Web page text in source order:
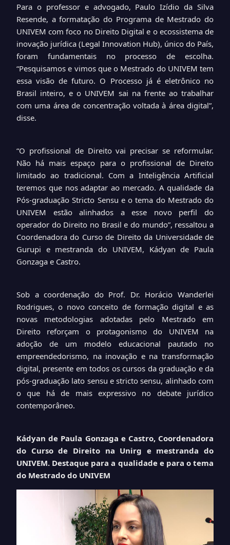
Para o professor e advogado, Paulo Izídio da Silva
Resende, a formatação do Programa de Mestrado do
UNIVEM com foco no Direito Digital e o ecossistema de
inovação jurídica (Legal Innovation Hub), único do País,
foram fundamentais no processo de escolha.
“Pesquisamos e vimos que o Mestrado do UNIVEM tem
essa visão de futuro. O Processo já é eletrônico no
Brasil inteiro, e o UNIVEM sai na frente ao trabalhar
com uma área de concentração voltada à área digital”,
disse.
“O profissional de Direito vai precisar se reformular.
Não há mais espaço para o profissional de Direito
limitado ao tradicional. Com a Inteligência Artificial
teremos que nos adaptar ao mercado. A qualidade da
Pós-graduação Stricto Sensu e o tema do Mestrado do
UNIVEM estão alinhados a esse novo perfil do
operador do Direito no Brasil e do mundo”, ressaltou a
Coordenadora do Curso de Direito da Universidade de
Gurupi e mestranda do UNIVEM, Kádyan de Paula
Gonzaga e Castro.
Sob a coordenação do Prof. Dr. Horácio Wanderlei
Rodrigues, o novo conceito de formação digital e as
novas metodologias adotadas pelo Mestrado em
Direito reforçam o protagonismo do UNIVEM na
adoção de um modelo educacional pautado no
empreendedorismo, na inovação e na transformação
digital, presente em todos os cursos da graduação e da
pós-graduação lato sensu e stricto sensu, alinhado com
o que há de mais expressivo no debate jurídico
contemporâneo.
Kádyan de Paula Gonzaga e Castro, Coordenadora
do Curso de Direito na Unirg e mestranda do
UNIVEM. Destaque para a qualidade e para o tema
do Mestrado do UNIVEM